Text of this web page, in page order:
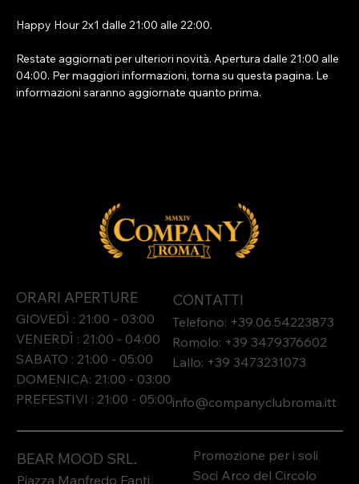
Happy Hour 2x1 dalle 21:00 alle 22:00.
Restate aggiornati per ulteriori novità. Apertura dalle 21:00 alle
04:00. Per maggiori informazioni, torna su questa pagina. Le
informazioni saranno aggiornate quanto prima.
BEAR MOOD SRL.
Piazza Manfredo Fanti,
ORARI APERTURE
GIOVEDÌ : 21:00 - 03:00
VENERDÌ : 21:00 - 04:00
SABATO : 21:00 - 05:00
DOMENICA: 21:00 - 03:00
PREFESTIVI : 21:00 - 05:00
CONTATTI
Telefono: +39.06.54223873
Romolo: +39 3479376602
Lallo: +39 3473231073​
info@companyclubroma.itt
Promozione per i soli
Soci Arco del Circolo